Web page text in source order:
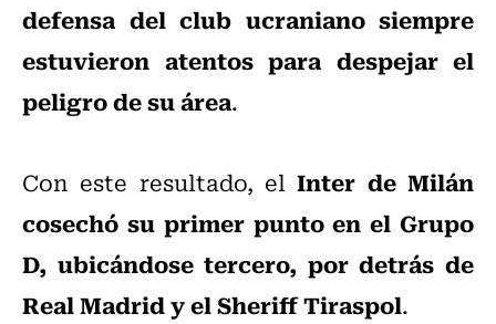
defensa del club ucraniano siempre
estuvieron atentos para despejar el
peligro de su área.
Con este resultado, elInter de Milán
cosechó su primer punto en el Grupo
D, ubicándose tercero, por detrás de
Real Madrid y el Sheriff Tiraspol.